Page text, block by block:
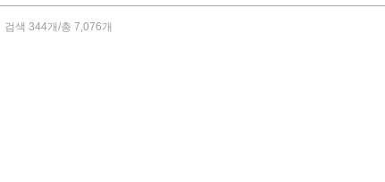
검색 344개/총 7,076개